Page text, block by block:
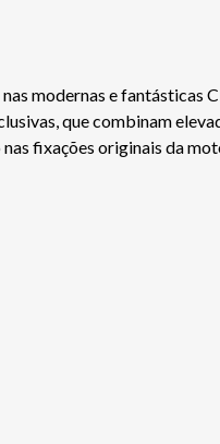
modernas e fantásticas
que combinam
fixações originais da